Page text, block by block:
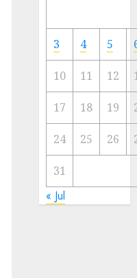
Ibu
Kota
23/11/
3 4 5
10 11 12
17 18 19
24 25 26
31
« Jul